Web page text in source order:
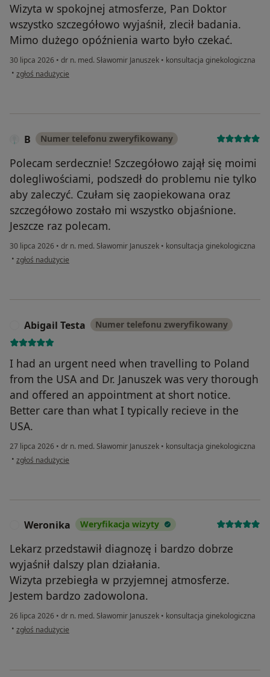
Wizyta w spokojnej atmosferze, Pan Doktor
wszystko szczegółowo wyjaśnił, zlecił badania.
Mimo dużego opóźnienia warto było czekać.
30 lipca 2026 • dr n. med. Sławomir Januszek • konsultacja ginekologiczna
• w opinii użytkownika Agata
zgłoś nadużycie
B Numer telefonu zweryfikowany
Polecam serdecznie! Szczegółowo zajął się moimi
dolegliwościami, podszedł do problemu nie tylko
aby zaleczyć. Czułam się zaopiekowana oraz
szczegółowo zostało mi wszystko objaśnione.
Jeszcze raz polecam.
30 lipca 2026 • dr n. med. Sławomir Januszek • konsultacja ginekologiczna
• w opinii użytkownika B
zgłoś nadużycie
Abigail Testa Numer telefonu zweryfikowany
I had an urgent need when travelling to Poland
from the USA and Dr. Januszek was very thorough
and offered an appointment at short notice.
Better care than what I typically recieve in the
USA.
27 lipca 2026 • dr n. med. Sławomir Januszek • konsultacja ginekologiczna
• w opinii użytkownika Abigail Testa
zgłoś nadużycie
Weronika Weryfikacja wizyty
Lekarz przedstawił diagnozę i bardzo dobrze
wyjaśnił dalszy plan działania.
Wizyta przebiegła w przyjemnej atmosferze.
Jestem bardzo zadowolona.
26 lipca 2026 • dr n. med. Sławomir Januszek • konsultacja ginekologiczna
• w opinii użytkownika Weronika
zgłoś nadużycie